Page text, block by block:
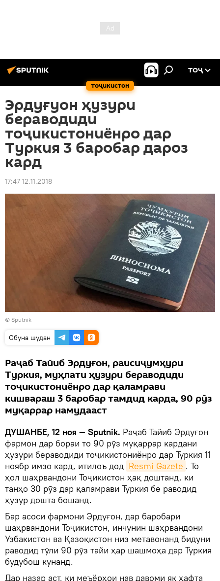
Тоҷикистон
ТОҶ
Эрдуғуон ҳузури
бераводиди
тоҷикистониёнро дар
Туркия 3 баробар дароз
кард
17:47 12.11.2018
© Sputnik
Обуна шудан
Раҷаб Тайиб Эрдуғон, раисиҷумҳури
Туркия, муҳлати ҳузури бераводиди
тоҷикистониёнро дар қаламрави
кишвараш 3 баробар тамдид карда, 90 рӯз
муқаррар намудааст
ДУШАНБЕ, 12 ноя — Sputnik. Раҷаб Тайиб Эрдуғон
фармон дар бораи то 90 рӯз муқаррар кардани
ҳузури бераводиди тоҷикистониёнро дар Туркия 11
ноябр имзо кард, итилоъ дод Resmi Gazete . То
ҳол шаҳрвандони Тоҷикистон ҳақ доштанд, ки
танҳо 30 рӯз дар қаламрави Туркия бе раводид
ҳузур дошта бошанд.
Бар асоси фармони Эрдуғон, дар баробари
шаҳрвандони Тоҷикистон, инчунин шаҳрвандони
Узбакистон ва Қазоқистон низ метавонанд бидуни
раводид тӯли 90 рӯз тайи ҳар шашмоҳа дар Туркия
будубош кунанд.
Дар назар аст, ки меъёрҳои нав давоми як ҳафта